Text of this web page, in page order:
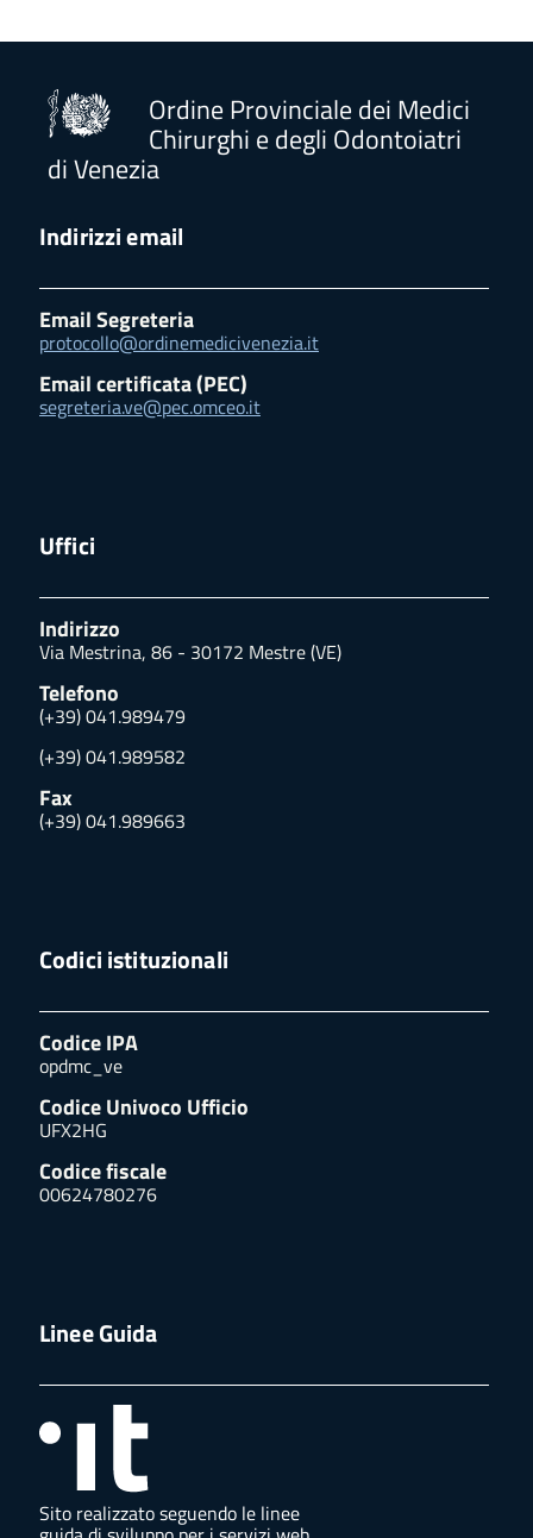
Ordine Provinciale dei Medici
Chirurghi e degli Odontoiatri
di Venezia
Indirizzi email
Email Segreteria
protocollo@ordinemedicivenezia.it
Email certificata (PEC)
segreteria.ve@pec.omceo.it
Uffici
Indirizzo
Via Mestrina, 86 - 30172 Mestre (VE)
Telefono
(+39) 041.989479
(+39) 041.989582
Fax
(+39) 041.989663
Codici istituzionali
Codice IPA
opdmc_ve
Codice Univoco Ufficio
UFX2HG
Codice fiscale
00624780276
Linee Guida
Sito realizzato seguendo le linee